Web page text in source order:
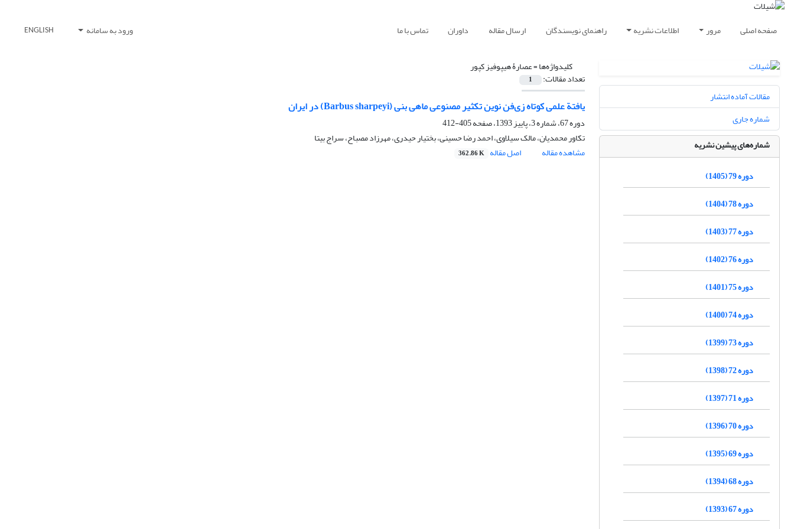
صفحه اصلی مرور اطلاعات نشریه راهنمای نویسندگان ارسال مقاله داوران تماس با ما ورود به سامانه ENGLISH
کلیدواژه‌ها =عصارۀ هیپوفیز کپور
تعداد مقالات: 1
یافتة علمی کوتاه زی‌فن نوین تکثیر مصنوعی ماهی بنی (Barbus sharpeyi) در ایران
دوره 67، شماره 3، پاییز 1393، صفحه
405-412
تکاور محمدیان، مالک سیلاوی، احمد رضا حسینی، بختیار حیدری، مهرزاد مصباح، سراج بیتا
مشاهده مقاله
اصل مقاله 362.86 K
مقالات آماده انتشار
شماره جاری
شماره‌های پیشین نشریه
دوره 79 (1405)
دوره 78 (1404)
دوره 77 (1403)
دوره 76 (1402)
دوره 75 (1401)
دوره 74 (1400)
دوره 73 (1399)
دوره 72 (1398)
دوره 71 (1397)
دوره 70 (1396)
دوره 69 (1395)
دوره 68 (1394)
دوره 67 (1393)